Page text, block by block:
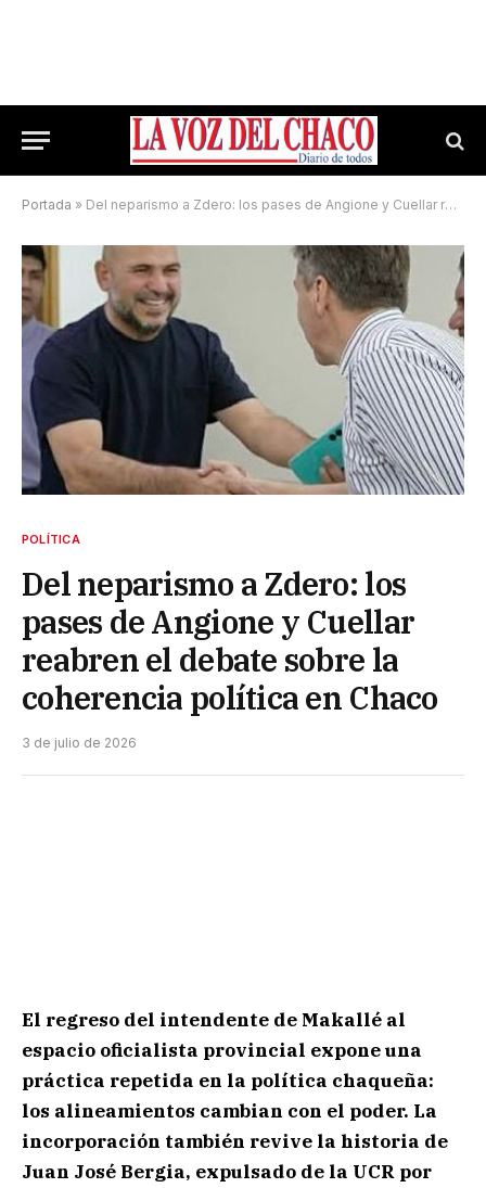
Portada » Del neparismo a Zdero: los pases de Angione y Cuellar reabren el debate sobre la coherencia política en Chaco
POLÍTICA
Del neparismo a Zdero: los
pases de Angione y Cuellar
reabren el debate sobre la
coherencia política en Chaco
3 de julio de 2026
El regreso del intendente de Makallé al
espacio oficialista provincial expone una
práctica repetida en la política chaqueña:
los alineamientos cambian con el poder. La
incorporación también revive la historia de
Juan José Bergia, expulsado de la UCR por